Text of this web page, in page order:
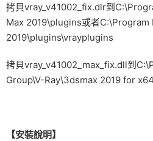
拷貝vray_v41002_fix.dlr到
Max 2019\plugins或者
2019\plugins\vrayplugins
拷貝vray_v41002_max_fix.dll到
Group\V-Ray\3dsmax 2019 for
【安裝說明】